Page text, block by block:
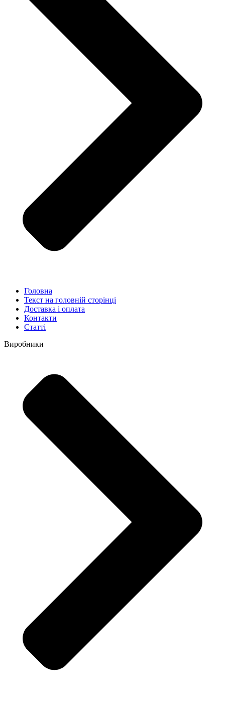
Головна
Текст на головній сторінці
Доставка і оплата
Контакти
Статті
Виробники